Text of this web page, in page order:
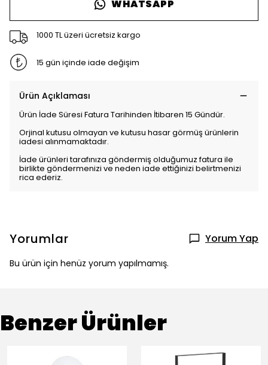
WHATSAPP
1000 TL üzeri ücretsiz kargo
15 gün içinde iade değişim
Ürün Açıklaması
Ürün İade Süresi Fatura Tarihinden İtibaren 15 Gündür.
Orjinal kutusu olmayan ve kutusu hasar görmüş ürünlerin
iadesi alınmamaktadır.
İade ürünleri tarafınıza göndermiş olduğumuz fatura ile
birlikte göndermenizi ve neden iade ettiğinizi belirtmenizi
rica ederiz.
Yorumlar Yorum Yap
Bu ürün için henüz yorum yapılmamış.
Benzer Ürünler